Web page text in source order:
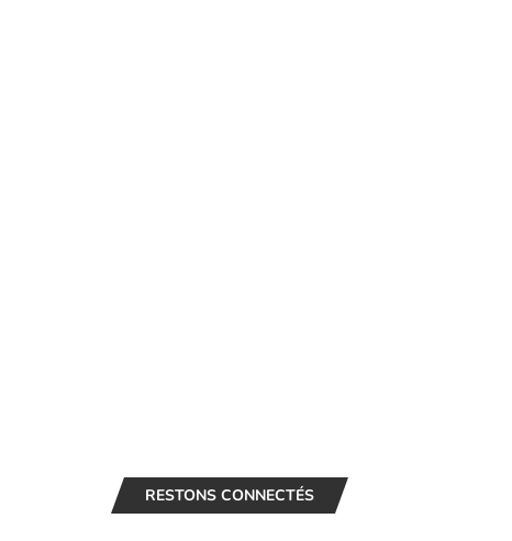
RESTONS CONNECTÉS